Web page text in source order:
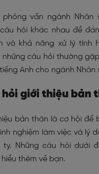
phỏng vấn ngành
hỏi khác nhau để
và khả năng xử lý tình
những câu hỏi thường
Anh cho ngành Nhân
hỏi giới thiệu bản
bản thân là cơ hội để
nghiệm làm việc và lý
ty. Những câu hỏi dưới
thêm về bạn.